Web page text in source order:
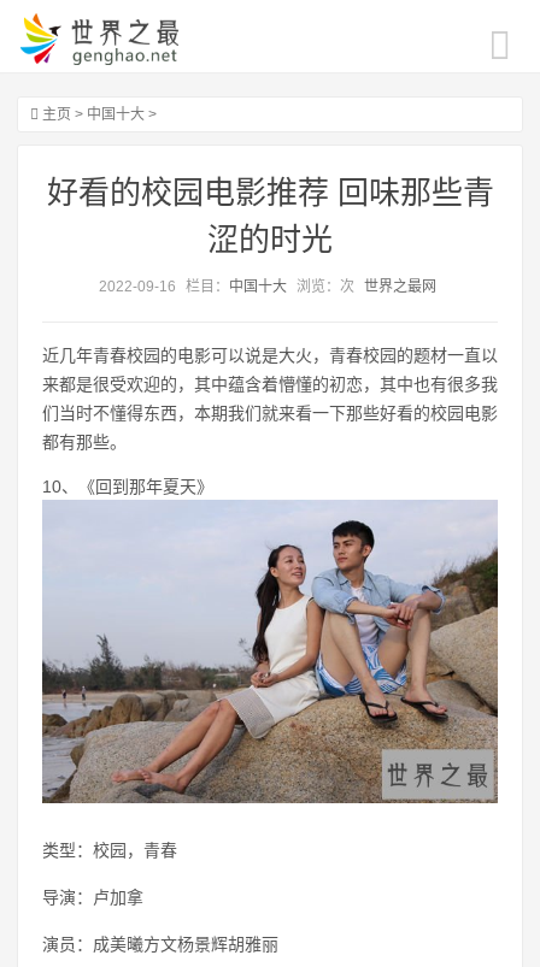
主页 > 中国十大 >
好看的校园电影推荐 回味那些青
涩的时光
2022-09-16 栏目： 中国十大 浏览： 次 世界之最网
近几年青春校园的电影可以说是大火，青春校园的题材一直以
来都是很受欢迎的，其中蕴含着懵懂的初恋，其中也有很多我
们当时不懂得东西，本期我们就来看一下那些好看的校园电影
都有那些。
10、《回到那年夏天》
类型：校园，青春
导演：卢加拿
演员：成美曦方文杨景辉胡雅丽